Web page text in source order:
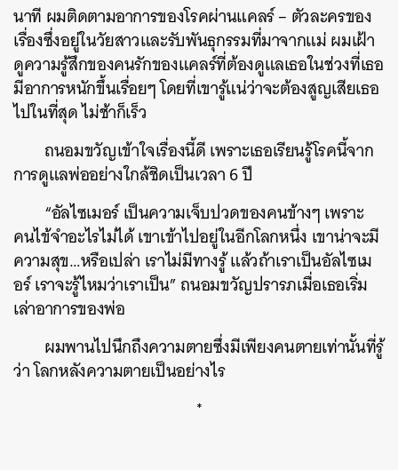
นาที ผมติดตามอาการของโรคผ่านแคลร์ – ตัวละครของ
เรื่องซึ่งอยู่ในวัยสาวและรับพันธุกรรมที่มาจากแม่ ผมเฝ้า
ดูความรู้สึกของคนรักของแคลร์ที่ต้องดูแลเธอในช่วงที่เธอ
มีอาการหนักขึ้นเรื่อยๆ โดยที่เขารู้แน่ว่าจะต้องสูญเสียเธอ
ไปในที่สุด ไม่ช้าก็เร็ว
ถนอมขวัญเข้าใจเรื่องนี้ดี เพราะเธอเรียนรู้โรคนี้จาก
การดูแลพ่ออย่างใกล้ชิดเป็นเวลา 6 ปี
“อัลไซเมอร์ เป็นความเจ็บปวดของคนข้างๆ เพราะ
คนไข้จำอะไรไม่ได้ เขาเข้าไปอยู่ในอีกโลกหนึ่ง เขาน่าจะมี
ความสุข…หรือเปล่า เราไม่มีทางรู้ แล้วถ้าเราเป็นอัลไซเม
อร์ เราจะรู้ไหมว่าเราเป็น” ถนอมขวัญปรารภเมื่อเธอเริ่ม
เล่าอาการของพ่อ
ผมพานไปนึกถึงความตายซึ่งมีเพียงคนตายเท่านั้นที่รู้
ว่า โลกหลังความตายเป็นอย่างไร
*